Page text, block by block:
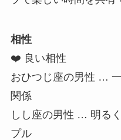
相性
❤️ 良い相性
おひつじ座の男性 …
関係
しし座の男性 … 明る
プル